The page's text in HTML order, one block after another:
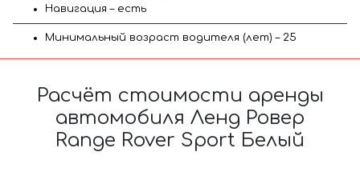
Навигация – есть
Минимальный возраст водителя (лет) – 25
Расчёт стоимости аренды
автомобиля Ленд Ровер
Range Rover Sport Белый